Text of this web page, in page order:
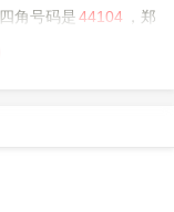
四角号码是44104
，郑